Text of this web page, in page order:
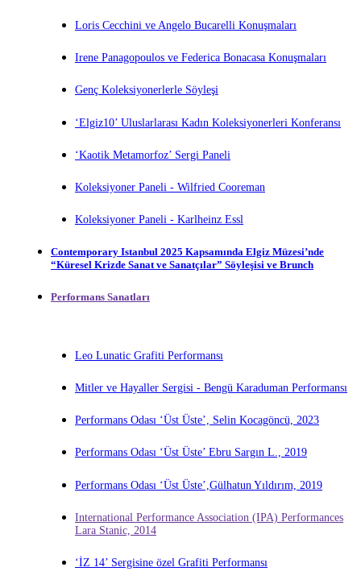
Loris Cecchini ve Angelo Bucarelli Konuşmaları
Irene Panagopoulos ve Federica Bonacasa Konuşmaları
Genç Koleksiyonerlerle Söyleşi
‘Elgiz10’ Uluslarlarası Kadın Koleksiyonerleri Konferansı
‘Kaotik Metamorfoz’ Sergi Paneli
Koleksiyoner Paneli - Wilfried Cooreman
Koleksiyoner Paneli - Karlheinz Essl
Contemporary Istanbul 2025 Kapsamında Elgiz Müzesi’nde
“Küresel Krizde Sanat ve Sanatçılar” Söyleşisi ve Brunch
Performans Sanatları
Leo Lunatic Grafiti Performansı
Mitler ve Hayaller Sergisi - Bengü Karaduman Performansı
Performans Odası ‘Üst Üste’, Selin Kocagöncü, 2023
Performans Odası ‘Üst Üste’ Ebru Sargın L., 2019
Performans Odası ‘Üst Üste’,Gülhatun Yıldırım, 2019
International Performance Association (IPA) Performances
Lara Stanic, 2014
‘İZ 14’ Sergisine özel Grafiti Performansı